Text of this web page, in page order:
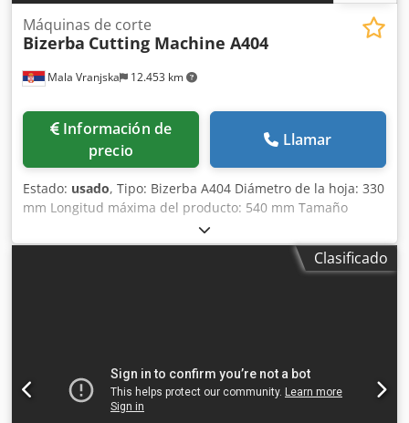
Mala Vranjska 12.453 km
Máquinas de corte
Bizerba Cutting Machine A404
Información de
precio
Llamar
Estado: usado, Tipo: Bizerba A404 Diámetro de la hoja: 330
mm Longitud máxima del producto: 540 mm Tamaño
máximo del producto con forma redonda: - diámetro
mínimo: 50 mm - diámetro máximo: 180 mm Tamaño
máximo del producto con forma rectangular: - tamaño
Clasificado